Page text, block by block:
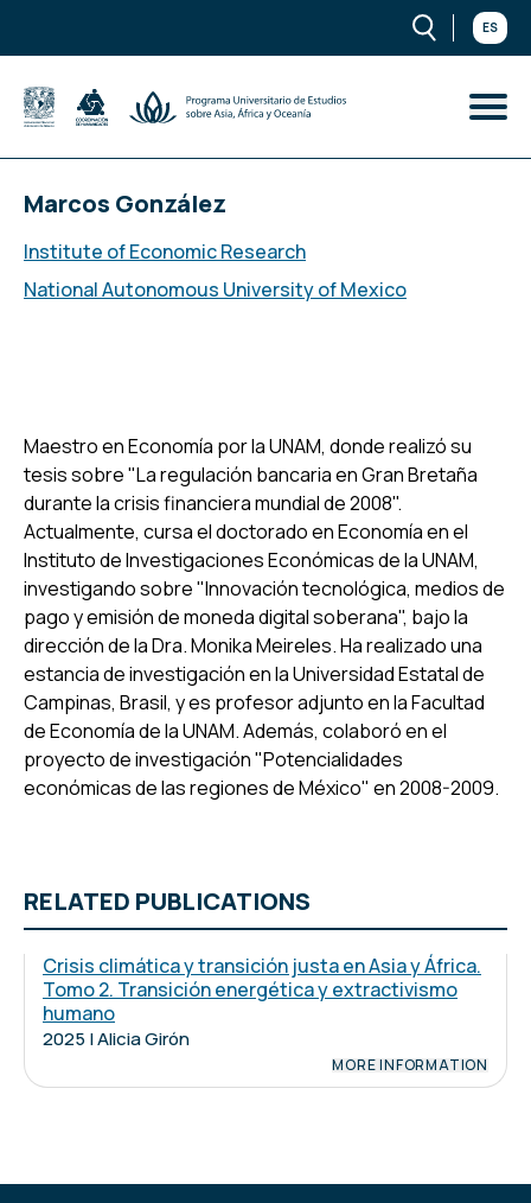
ES
Marcos González
Institute of Economic Research
National Autonomous University of Mexico
Maestro en Economía por la UNAM, donde realizó su
tesis sobre "La regulación bancaria en Gran Bretaña
durante la crisis financiera mundial de 2008".
Actualmente, cursa el doctorado en Economía en el
Instituto de Investigaciones Económicas de la UNAM,
investigando sobre "Innovación tecnológica, medios de
pago y emisión de moneda digital soberana", bajo la
dirección de la Dra. Monika Meireles. Ha realizado una
estancia de investigación en la Universidad Estatal de
Campinas, Brasil, y es profesor adjunto en la Facultad
de Economía de la UNAM. Además, colaboró en el
proyecto de investigación "Potencialidades
económicas de las regiones de México" en 2008-2009.
RELATED PUBLICATIONS
Crisis climática y transición justa en Asia y África.
Tomo 2. Transición energética y extractivismo
humano
2025 | Alicia Girón
MORE INFORMATION